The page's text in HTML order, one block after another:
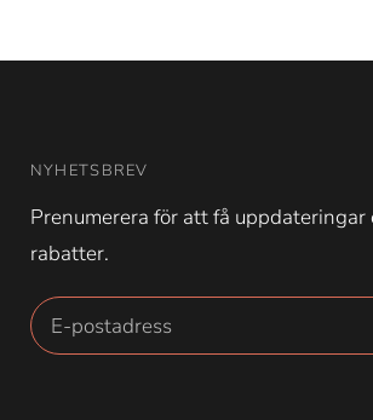
NYHETSBREV
Prenumerera för att få uppdateringar
rabatter.